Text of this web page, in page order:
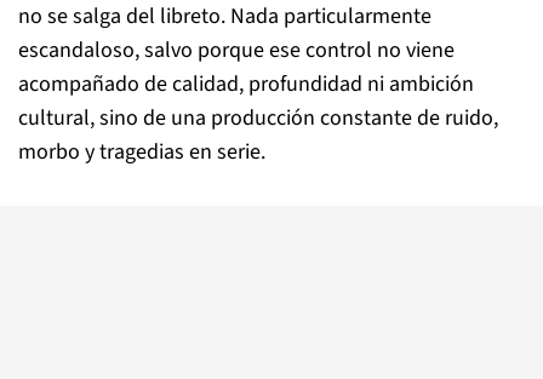
no se salga del libreto. Nada particularmente
escandaloso, salvo porque ese control no viene
acompañado de calidad, profundidad ni ambición
cultural, sino de una producción constante de ruido,
morbo y tragedias en serie.